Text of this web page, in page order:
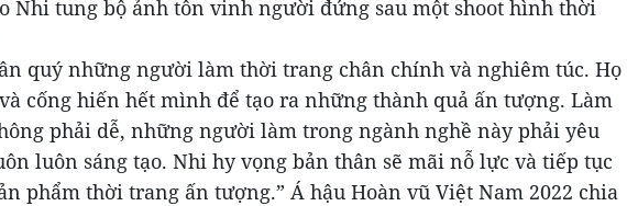
quý những người làm thời trang chân chính và nghiêm túc. Họ
cống hiến hết mình để tạo ra những thành quả ấn tượng. Làm
phải dễ, những người làm trong ngành nghề này phải yêu
luôn sáng tạo. Nhi hy vọng bản thân sẽ mãi nỗ lực và tiếp tục
phẩm thời trang ấn tượng.” Á hậu Hoàn vũ Việt Nam 2022 chia